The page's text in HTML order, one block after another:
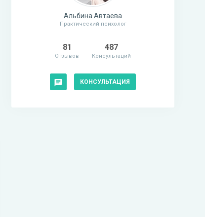
Альбина Автаева
Практический психолог
81
Отзывов
487
Консультаций
КОНСУЛЬТАЦИЯ